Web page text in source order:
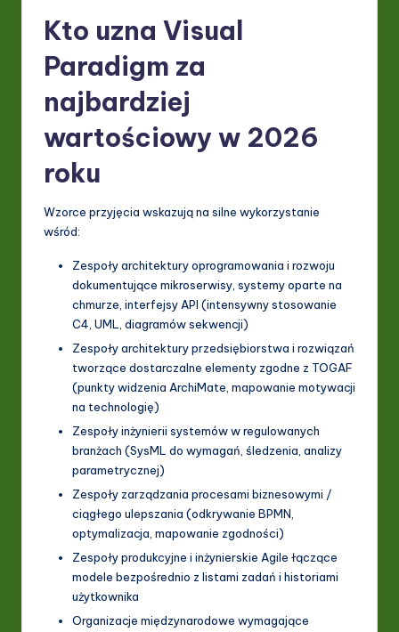
Kto uzna Visual
Paradigm za
najbardziej
wartościowy w 2026
roku
Wzorce przyjęcia wskazują na silne wykorzystanie
wśród:
Zespoły architektury oprogramowania i rozwoju
dokumentujące mikroserwisy, systemy oparte na
chmurze, interfejsy API (intensywny stosowanie
C4, UML, diagramów sekwencji)
Zespoły architektury przedsiębiorstwa i rozwiązań
tworzące dostarczalne elementy zgodne z TOGAF
(punkty widzenia ArchiMate, mapowanie motywacji
na technologię)
Zespoły inżynierii systemów w regulowanych
branżach (SysML do wymagań, śledzenia, analizy
parametrycznej)
Zespoły zarządzania procesami biznesowymi /
ciągłego ulepszania (odkrywanie BPMN,
optymalizacja, mapowanie zgodności)
Zespoły produkcyjne i inżynierskie Agile łączące
modele bezpośrednio z listami zadań i historiami
użytkownika
Organizacje międzynarodowe wymagające